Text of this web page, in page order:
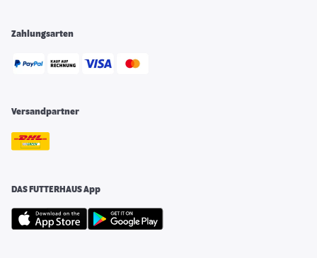
Zahlungsarten
Versandpartner
DAS FUTTERHAUS App